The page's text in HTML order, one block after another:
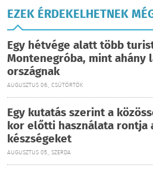
EZEK ÉRDEKELHETNEK
Egy hétvége alatt több
Montenegróba, mint ahány
országnak
AUGUSZTUS 06., CSÜTÖRTÖK
Egy kutatás szerint a
kor előtti használata rontja
készségeket
AUGUSZTUS 05., SZERDA